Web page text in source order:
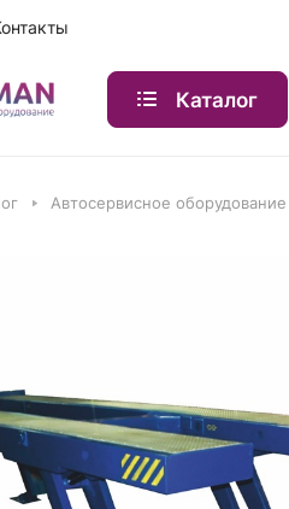
Каталог
Автосервисное оборудование